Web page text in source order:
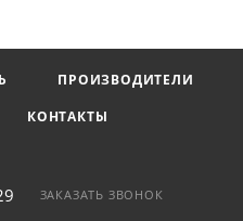
где необходимо
ПРОИЗВОДИТЕЛИ
КОНТАКТЫ
ЗАКАЗАТЬ ЗВОНОК